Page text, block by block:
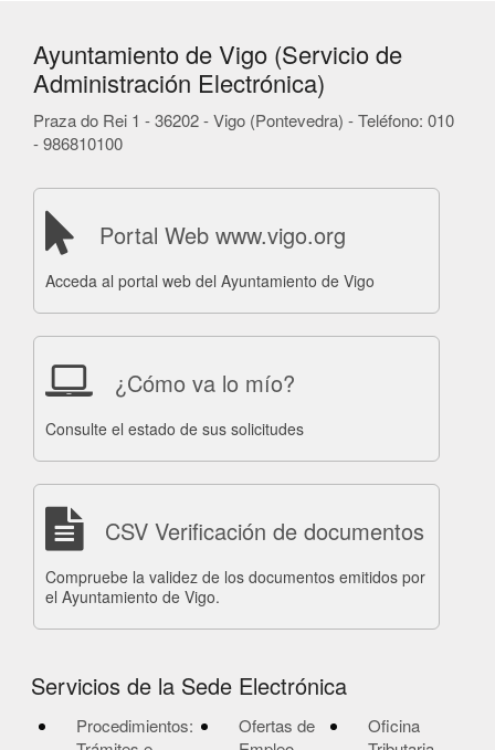
Ayuntamiento de Vigo (Servicio de
Administración Electrónica)
Praza do Rei 1 - 36202 - Vigo (Pontevedra) - Teléfono: 010
- 986810100
Portal Web www.vigo.org
Acceda al portal web del Ayuntamiento de Vigo
¿Cómo va lo mío?
Consulte el estado de sus solicitudes
CSV Verificación de documentos
Compruebe la validez de los documentos emitidos por
el Ayuntamiento de Vigo.
Servicios de la Sede Electrónica
Procedimientos:
Ofertas de
Oficina